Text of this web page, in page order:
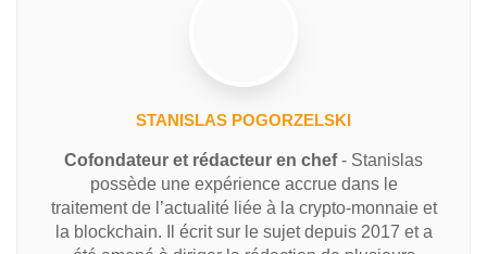
STANISLAS POGORZELSKI
Cofondateur et rédacteur en chef- Stanislas
possède une expérience accrue dans le
traitement de l’actualité liée à la crypto-monnaie et
la blockchain. Il écrit sur le sujet depuis 2017 et a